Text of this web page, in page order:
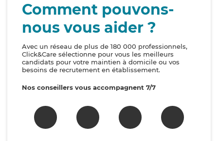
Comment pouvons-
nous vous aider ?
Avec un réseau de plus de 180 000 professionnels,
Click&Care sélectionne pour vous les meilleurs
candidats pour votre maintien à domicile ou vos
besoins de recrutement en établissement.
Nos conseillers vous accompagnent 7/7